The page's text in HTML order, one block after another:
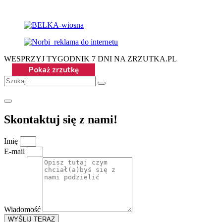
WESPRZYJ TYGODNIK 7 DNI NA ZRZUTKA.PL
Skontaktuj się z nami!
Imię
E-mail
Wiadomość
WYŚLIJ TERAZ